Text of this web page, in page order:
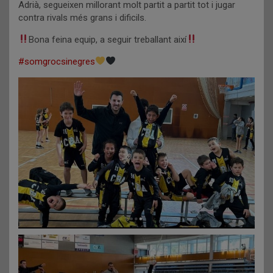
Adrià, segueixen millorant molt partit a partit tot i jugar
contra rivals més grans i dificils.
Bona feina equip, a seguir treballant així
#somgrocsinegres